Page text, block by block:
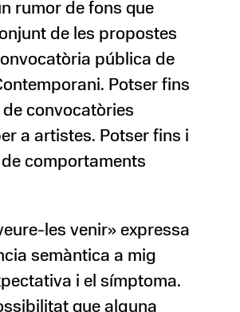
rumor de fons que
de les propostes
pública de
Potser fins
convocatòries
a artistes. Potser fins i
comportaments
les venir» expressa
semàntica a mig
i el símptoma.
que alguna